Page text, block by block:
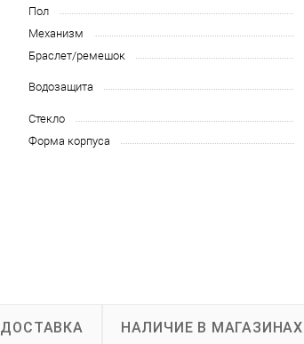
Пол
Механизм
Браслет/ремешок
Водозащита
Стекло
Форма корпуса
ДОСТАВКА НАЛИЧИЕ В МАГАЗИНАХ